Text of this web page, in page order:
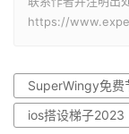
https://
SuperWingy免费
ios搭设梯子2023